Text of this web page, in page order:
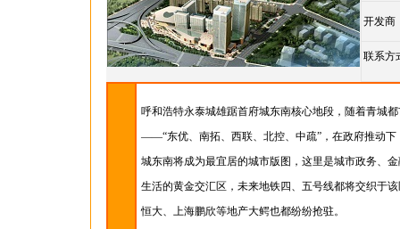
开发商
联系方
呼和浩特永泰城雄踞首府城东南核心地段，随着青城
——“东优、南拓、西联、北控、中疏”，在政府推动下
城东南将成为最宜居的城市版图，这里是城市政务、
生活的黄金交汇区，未来地铁四、五号线都将交织于
恒大、上海鹏欣等地产大鳄也都纷纷抢驻。